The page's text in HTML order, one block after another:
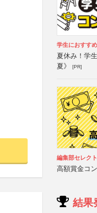
学生におすすめ
夏休み！学
夏》
[PR]
編集部セレクト
高額賞金コ
結果